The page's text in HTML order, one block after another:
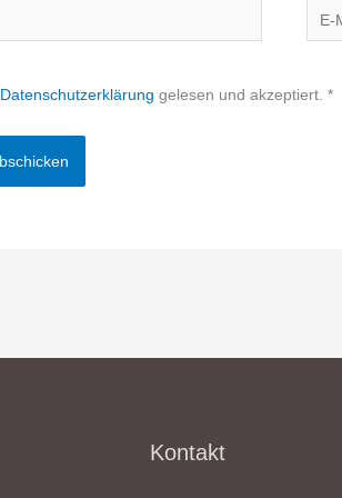
E-
Mail-
Datenschutzerklärunggelesen und akzeptiert. *
Kontakt